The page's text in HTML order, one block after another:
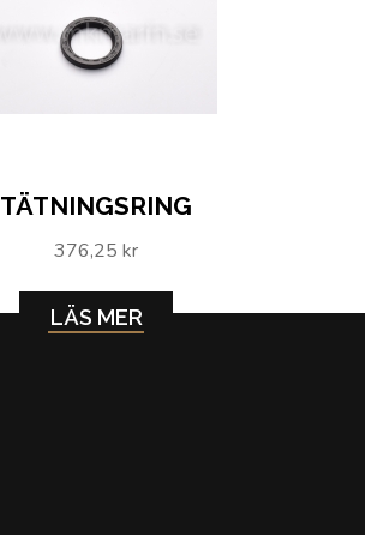
TÄTNINGSRING
376,25 kr
LÄS MER